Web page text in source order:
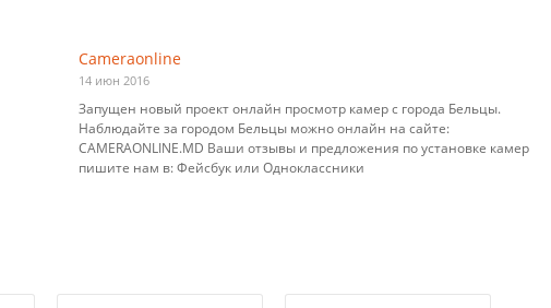
Cameraonline
14 июн 2016
Запущен новый проект онлайн просмотр камер с города Бельцы.
Наблюдайте за городом Бельцы можно онлайн на сайте:
CAMERAONLINE.MD Ваши отзывы и предложения по установке камер
пишите нам в: Фейсбук или Одноклассники